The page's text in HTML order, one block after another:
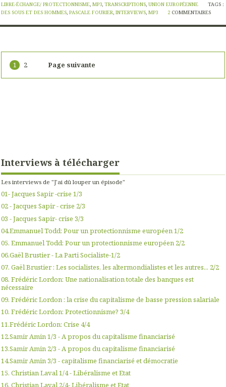
LIBRE-ÉCHANGE/ PROTECTIONNISME, MP3, TRANSCRIPTIONS, UNION EUROPÉENNE
TAGS :
DES SOUS ET DES HOMMES, PASCALE FOURIER, INTERVIEWS, MP3 2 COMMENTAIRES
1 2 Page suivante
Interviews à télécharger
Les interviews de "J'ai dû louper un épisode"
01- Jacques Sapir -crise 1/3
02 - Jacques Sapir - crise 2/3
03 - Jacques Sapir- crise 3/3
04.Emmanuel Todd: Pour un protectionnisme européen 1/2
05. Emmanuel Todd: Pour un protectionnisme européen 2/2
06.Gaël Brustier - La Parti Socialiste-1/2
07. Gaël Brustier : Les socialistes, les altermondialistes et les autres... 2/2
08. Frédéric Lordon: Une nationalisation totale des banques est
nécessaire
09. Frédéric Lordon : la crise du capitalisme de basse pression salariale
10. Frédéric Lordon: Protectionnisme? 3/4
11.Frédéric Lordon: Crise 4/4
12.Samir Amin 1/3 - A propos du capitalisme financiarisé
13.Samir Amin 2/3 - A propos du capitalisme financiarisé
14.Samir Amin 3/3 - capitalisme financiarisé et démocratie
15. Christian Laval 1/4 - Libéralisme et Etat
16. Christian Laval 2/4- Libéralisme et Etat